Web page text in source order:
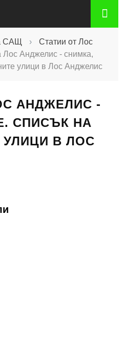
САЩ ›
Статии от Лос
Лос Анджелис - снимка,
улици в Лос Анджелис
АНДЖЕЛИС -
СПИСЪК НА
УЛИЦИ В ЛОС